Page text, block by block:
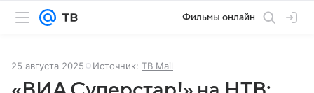
Фильмы онлайн
25 августа 2025 Источник: ТВ Mail